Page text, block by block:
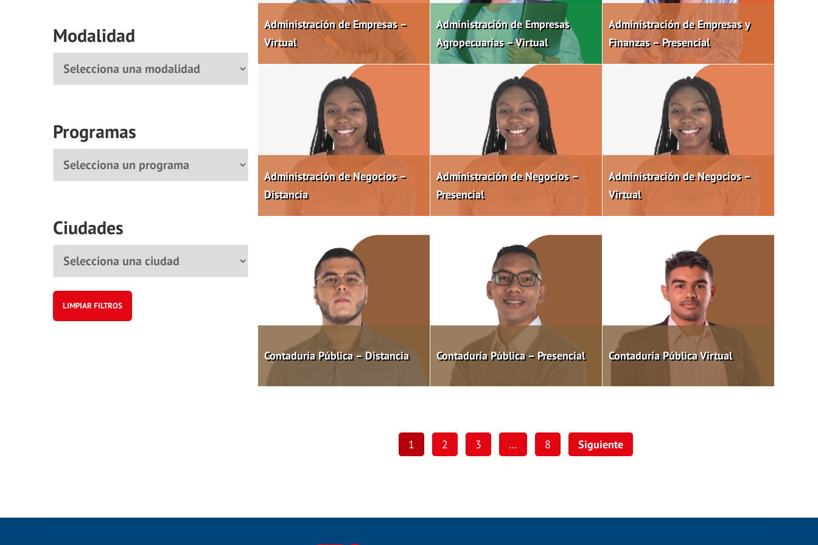
Modalidad
Programas
Ciudades
LIMPIAR FILTROS
Administración de Empresas –
Virtual
Administración de Empresas
Agropecuarias – Virtual
Administración de Empresas y
Finanzas – Presencial
Administración de Negocios –
Distancia
Administración de Negocios –
Presencial
Administración de Negocios –
Virtual
Contaduría Pública – Distancia Contaduría Pública – Presencial Contaduría Pública Virtual
1 2 3 … 8 Siguiente